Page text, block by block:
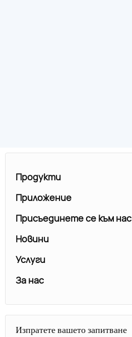
Продукти
Приложение
Присъединете се към нас
Новини
Услуги
За нас
Изпратете вашето запитване